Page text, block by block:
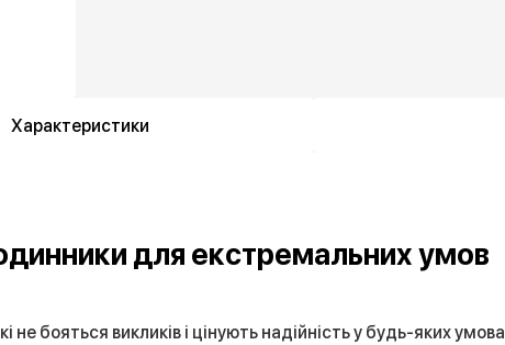
Характеристики
для екстремальних умов
не бояться викликів і цінують надійність у будь-яких